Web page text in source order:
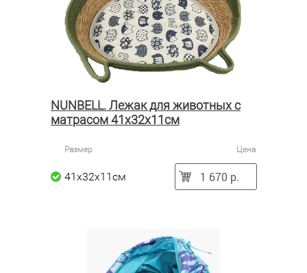
NUNBELL. Лежак для животных с
матрасом 41х32х11см
Размер Цена
41х32х11см 1 670 р.